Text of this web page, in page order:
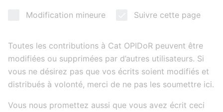
Modification mineure Suivre cette page
Toutes les contributions à Cat OPIDoR peuvent être
modifiées ou supprimées par d’autres utilisateurs. Si
vous ne désirez pas que vos écrits soient modifiés et
distribués à volonté, merci de ne pas les soumettre ici.
Vous nous promettez aussi que vous avez écrit ceci